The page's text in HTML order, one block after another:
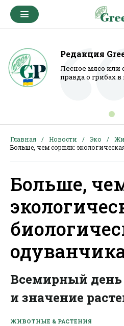
Редакция
Лесное мясо или
правда о грибах
Главная Новости Эко
Больше, чем сорняк:
Больше,
Всемирный день
и значение
ЖИВОТНЫЕ & РАСТЕНИЯ